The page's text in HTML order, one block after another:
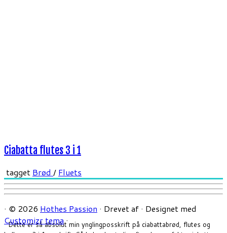
Dette er så absolut min ynglingposskrift på ciabattabrød, flutes og
Ciabatta flutes 3 i 1
tagget Brød / Fluets
· © 2026 Hothes Passion · Drevet af · Designet med
Customizr tema ·